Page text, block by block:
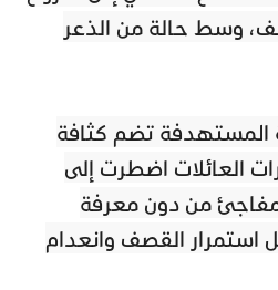
وسط حالة من الذعر
المستهدفة تضم كثافة
العائلات اضطرت إلى
من دون معرفة
استمرار القصف وانعدام